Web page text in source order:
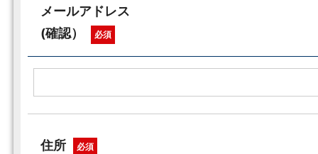
メールアドレス
(確認）
必須
住所 必須